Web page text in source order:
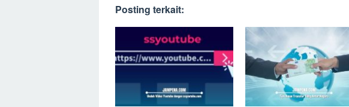
Posting terkait: